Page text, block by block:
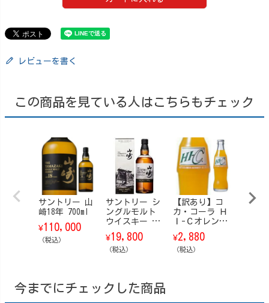
レビューを書く
この商品を見ている人はこちらもチェック
サントリー 山
崎18年 700ml
¥110,000
（税込）
サントリー シ
ングルモルト
ウイスキー 山
崎 Story of t
he Distillery
（ストーリ
25 EDITION 70
¥19,800
（税込）
【訳あり】コ
カ・コーラ Ｈ
Ｉ-Ｃオレンジ
瓶 200ml 24
本/ケース
¥2,880
（税込）
サン
今までにチェックした商品